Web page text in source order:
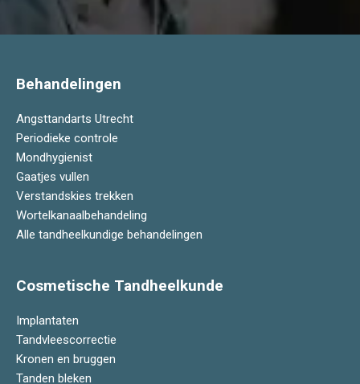
Behandelingen
Angsttandarts Utrecht
Periodieke controle
Mondhygienist
Gaatjes vullen
Verstandskies trekken
Wortelkanaalbehandeling
Alle tandheelkundige behandelingen
Cosmetische Tandheelkunde
Implantaten
Tandvleescorrectie
Kronen en bruggen
Tanden bleken